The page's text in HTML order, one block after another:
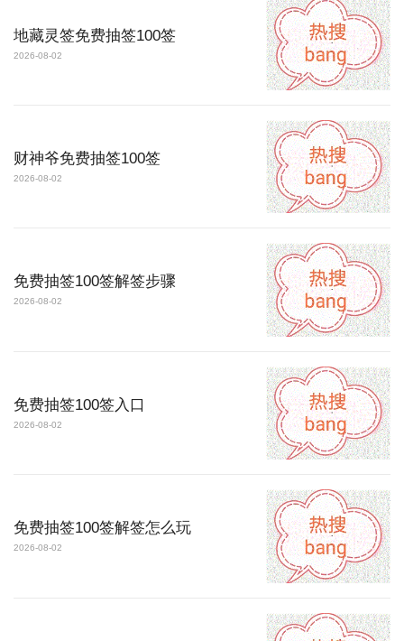
地藏灵签免费抽签100签
2026-08-02
财神爷免费抽签100签
2026-08-02
免费抽签100签解签步骤
2026-08-02
免费抽签100签入口
2026-08-02
免费抽签100签解签怎么玩
2026-08-02